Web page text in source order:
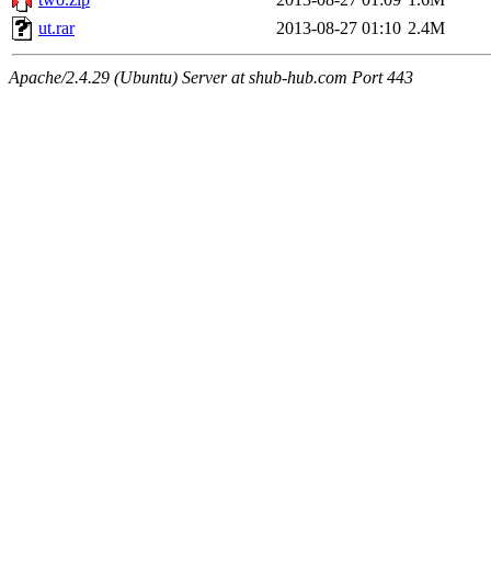
ut.rar
2013-08-27 01:10 2.4M
Apache/2.4.29 (Ubuntu) Server at shub-hub.com Port 443